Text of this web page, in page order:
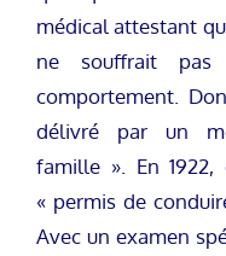
médical attestant
ne souffrait pas
comportement.
délivré par un
famille ». En
« permis de
Avec un examen